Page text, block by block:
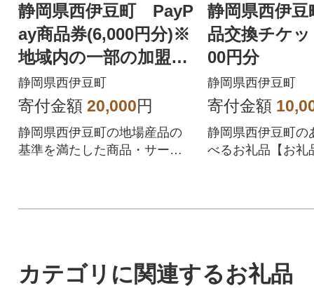
静岡県西伊豆町 PayP
ay商品券(6,000円分)※
地域内の一部の加盟店
のみで利用可
静岡県西伊豆町
寄付金額 20,000円
静岡県西伊豆町の地場産品の
基準を満たした商品・サービ
静岡県西伊
品交換チケ
00円分
静岡県西伊豆町
寄付金額
静岡県西伊豆町の
べるお礼品【お礼
カテゴリに関連するお礼品